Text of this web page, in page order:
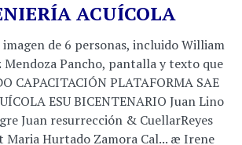
ACUÍCOLA